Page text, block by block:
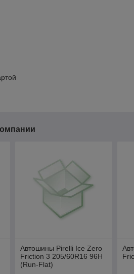
Автошины Pirelli Ice Zero
Friction 3 205/60R16 96H
(Run-Flat)